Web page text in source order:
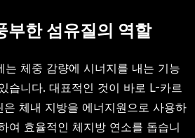
부한 섬유질의 역할
는 체중 감량에 시너지를 내는 기능
습니다. 대표적인 것이 바로 L-카르
체내 지방을 에너지원으로 사용하
여 효율적인 체지방 연소를 돕습니